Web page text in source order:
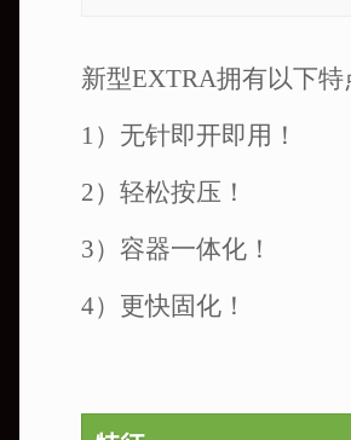
新型EXTRA拥有以下特
1）无针即开即用！
2）轻松按压！
3）容器一体化！
4）更快固化！